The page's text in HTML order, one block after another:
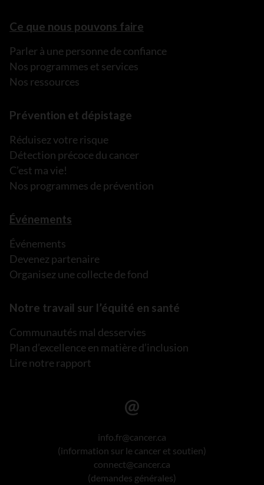
Ce que nous pouvons faire
Parler à une personne de confiance
Nos programmes et services
Nos ressources
Prévention et dépistage
Réduisez votre risque
Détection précoce du cancer
C’est ma vie!
Nos programmes de prévention
Événements
Événements
Devenez partenaire
Organisez une collecte de fond
Notre travail sur l’équité en santé
Communautés mal desservies
Plan d’excellence en matière d’inclusion
Lire notre rapport
info.fr@cancer.ca
(information sur le cancer et soutien)
connect@cancer.ca
(demandes générales)